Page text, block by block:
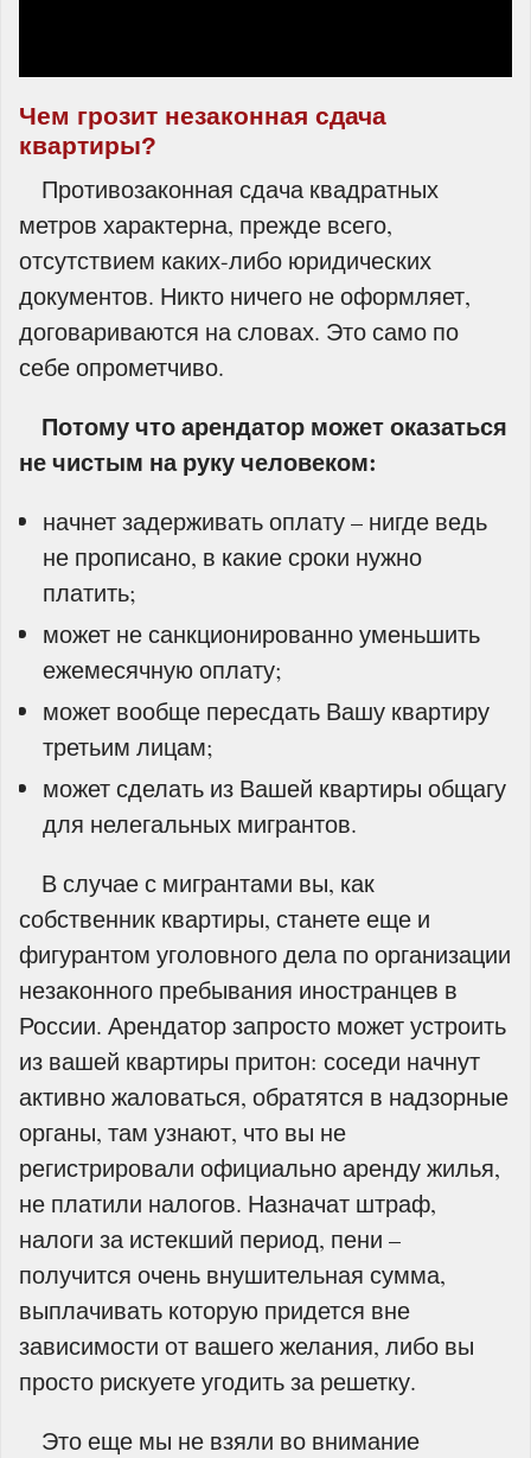
Чем грозит незаконная сдача
квартиры?
Противозаконная сдача квадратных
метров характерна, прежде всего,
отсутствием каких-либо юридических
документов. Никто ничего не оформляет,
договариваются на словах. Это само по
себе опрометчиво.
Потому что арендатор может оказаться
не чистым на руку человеком:
начнет задерживать оплату – нигде ведь
не прописано, в какие сроки нужно
платить;
может не санкционированно уменьшить
ежемесячную оплату;
может вообще пересдать Вашу квартиру
третьим лицам;
может сделать из Вашей квартиры общагу
для нелегальных мигрантов.
В случае с мигрантами вы, как
собственник квартиры, станете еще и
фигурантом уголовного дела по организации
незаконного пребывания иностранцев в
России. Арендатор запросто может устроить
из вашей квартиры притон: соседи начнут
активно жаловаться, обратятся в надзорные
органы, там узнают, что вы не
регистрировали официально аренду жилья,
не платили налогов. Назначат штраф,
налоги за истекший период, пени –
получится очень внушительная сумма,
выплачивать которую придется вне
зависимости от вашего желания, либо вы
просто рискуете угодить за решетку.
Это еще мы не взяли во внимание